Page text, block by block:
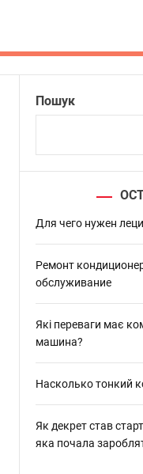
Пошук
Для чего нужен
Ремонт
обслуживание
Які переваги має
машина?
Насколько тонкий
Як декрет став
яка почала